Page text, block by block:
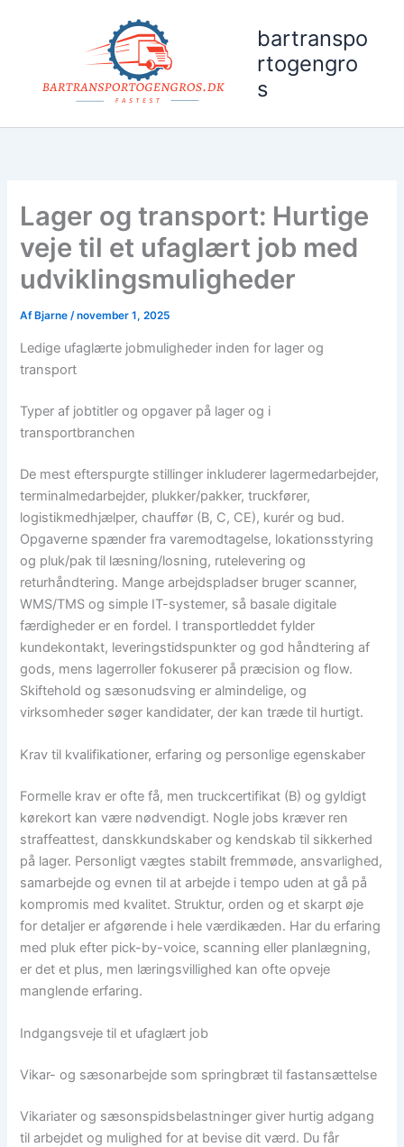
bartranspo
rtogengro
s
Lager og transport: Hurtige
veje til et ufaglært job med
udviklingsmuligheder
Af Bjarne/november 1, 2025
Ledige ufaglærte jobmuligheder inden for lager og
transport
Typer af jobtitler og opgaver på lager og i
transportbranchen
De mest efterspurgte stillinger inkluderer lagermedarbejder,
terminalmedarbejder, plukker/pakker, truckfører,
logistikmedhjælper, chauffør (B, C, CE), kurér og bud.
Opgaverne spænder fra varemodtagelse, lokationsstyring
og pluk/pak til læsning/losning, rutelevering og
returhåndtering. Mange arbejdspladser bruger scanner,
WMS/TMS og simple IT-systemer, så basale digitale
færdigheder er en fordel. I transportleddet fylder
kundekontakt, leveringstidspunkter og god håndtering af
gods, mens lagerroller fokuserer på præcision og flow.
Skiftehold og sæsonudsving er almindelige, og
virksomheder søger kandidater, der kan træde til hurtigt.
Krav til kvalifikationer, erfaring og personlige egenskaber
Formelle krav er ofte få, men truckcertifikat (B) og gyldigt
kørekort kan være nødvendigt. Nogle jobs kræver ren
straffeattest, danskkundskaber og kendskab til sikkerhed
på lager. Personligt vægtes stabilt fremmøde, ansvarlighed,
samarbejde og evnen til at arbejde i tempo uden at gå på
kompromis med kvalitet. Struktur, orden og et skarpt øje
for detaljer er afgørende i hele værdikæden. Har du erfaring
med pluk efter pick-by-voice, scanning eller planlægning,
er det et plus, men læringsvillighed kan ofte opveje
manglende erfaring.
Indgangsveje til et ufaglært job
Vikar- og sæsonarbejde som springbræt til fastansættelse
Vikariater og sæsonspidsbelastninger giver hurtig adgang
til arbejdet og mulighed for at bevise dit værd. Du får